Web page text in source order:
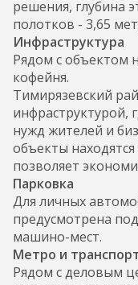
решения, глубина
полотков - 3,65
Инфраструктура
Рядом с объектом
кофейня.
Тимирязевский
инфраструктурой,
нужд жителей и
объекты
позволяет
Парковка
Для личных
предусмотрена
машино-мест.
Метро и
Рядом с деловым